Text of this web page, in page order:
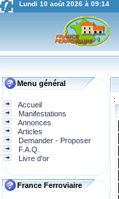
Lundi 10 août 2026 à 09:14
Menu général
Accueil
Manifestations
Annonces
Articles
Demander - Proposer
F.A.Q.
Livre d'or
France Ferroviaire
: